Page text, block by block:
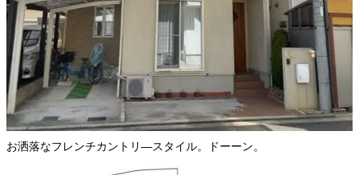
お洒落なフレンチカントリ―スタイル。ドーーン。